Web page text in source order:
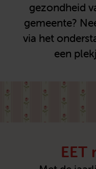
gezondheid
gemeente?
via het
een
EET